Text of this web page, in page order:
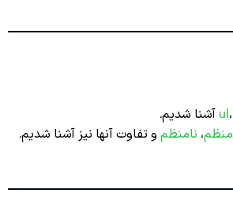
ul،
آشنا شدیم.
منظم، نامنظم و تفاوت آنها نیز آشنا شدیم.